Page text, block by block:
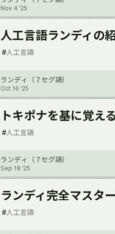
Nov 4 '25
人工言語ランディの
#人工言語
ランディ（７セグ語）
Oct 16 '25
トキポナを基に覚え
#人工言語
ランディ（７セグ語）
Sep 18 '25
ランディ完全マスタ
#人工言語